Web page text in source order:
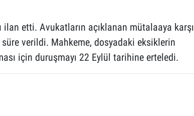
ilan etti. Avukatların açıklanan mütalaaya karşı
verildi. Mahkeme, dosyadaki eksiklerin
için duruşmayı 22 Eylül tarihine erteledi.